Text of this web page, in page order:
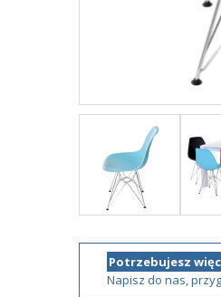
Potrzebujesz
Napisz do nas,